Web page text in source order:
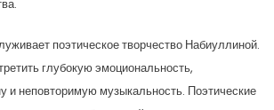
поэтическое творчество Набиуллиной.
глубокую эмоциональность,
и неповторимую музыкальность. Поэтические